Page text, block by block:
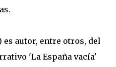
es autor, entre otros, del
'La España vacía'